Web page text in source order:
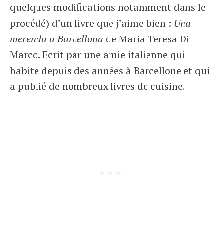
quelques modifications notamment dans le
procédé) d’un livre que j’aime bien : Una
merenda a Barcellona de Maria Teresa Di
Marco. Ecrit par une amie italienne qui
habite depuis des années à Barcellone et qui
a publié de nombreux livres de cuisine.